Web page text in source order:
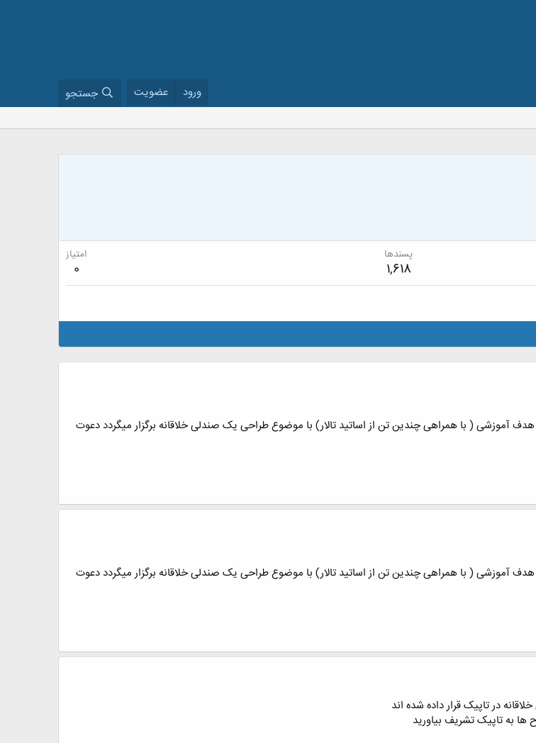
ورود عضویت جستجو
پسندها
1,618
امتیاز
0
آموزشی ( با همراهی چندین تن از اساتید تالار) با موضوع طراحی یک صندلی خلاقانه برگزار میگردد دعوت
آموزشی ( با همراهی چندین تن از اساتید تالار) با موضوع طراحی یک صندلی خلاقانه برگزار میگردد دعوت
به تاپیک تشریف بیاورید